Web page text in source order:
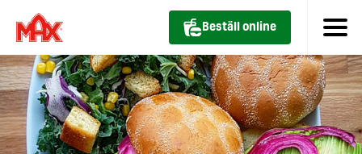
Beställ online